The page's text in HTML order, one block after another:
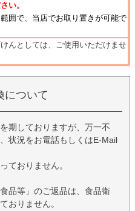
い。
囲で、当店でお取り置きが可能で
んとしては、ご使用いただけませ
について
期しておりますが、万一不
状況をお電話もしくはE-Mail
ておりません。
品等」のご返品は、食品衛
おりません。